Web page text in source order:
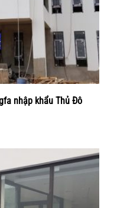
nhập khẩu Thủ Đô